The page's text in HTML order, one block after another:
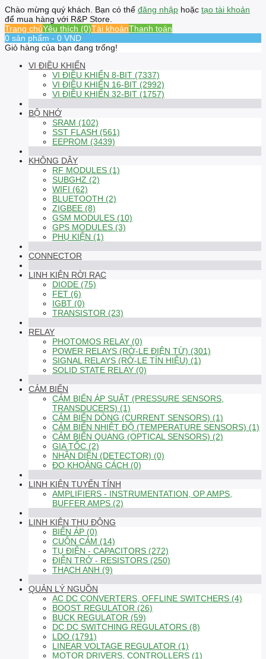
Chào mừng quý khách. Bạn có thể đăng nhập hoặc tạo tài khoản
để mua hàng với R&P Store.
Trang chủYêu thích (0)Tài khoảnThanh toán
0 sản phẩm - 0 VND
Giỏ hàng của bạn đang trống!
VI ĐIỀU KHIỂN
VI ĐIỀU KHIỂN 8-BIT (7337)
VI ĐIỀU KHIỂN 16-BIT (2992)
VI ĐIỀU KHIỂN 32-BIT (1757)
BỘ NHỚ
SRAM (102)
SST FLASH (561)
EEPROM (3439)
KHÔNG DÂY
RF MODULES (1)
SUBGHZ (2)
WIFI (62)
BLUETOOTH (2)
ZIGBEE (8)
GSM MODULES (10)
GPS MODULES (3)
PHỤ KIỆN (1)
CONNECTOR
LINH KIỆN RỜI RẠC
DIODE (75)
FET (6)
IGBT (0)
TRANSISTOR (23)
RELAY
PHOTOMOS RELAY (0)
POWER RELAYS (RỜ-LE ĐIỆN TỪ) (301)
SIGNAL RELAYS (RỜ-LE TÍN HIỆU) (1)
SOLID STATE RELAY (0)
CẢM BIẾN
CẢM BIẾN ÁP SUẤT (PRESSURE SENSORS,
TRANSDUCERS) (1)
CẢM BIẾN DÒNG (CURRENT SENSORS) (1)
CẢM BIẾN NHIỆT ĐỘ (TEMPERATURE SENSORS) (1)
CẢM BIẾN QUANG (OPTICAL SENSORS) (2)
GIA TỐC (2)
NHẬN DIỆN (DETECTOR) (0)
ĐO KHOẢNG CÁCH (0)
LINH KIỆN TUYẾN TÍNH
AMPLIFIERS - INSTRUMENTATION, OP AMPS,
BUFFER AMPS (2)
LINH KIỆN THỤ ĐỘNG
BIẾN ÁP (0)
CUỘN CẢM (14)
TỤ ĐIỆN - CAPACITORS (272)
ĐIỆN TRỞ - RESISTORS (250)
THẠCH ANH (9)
QUẢN LÝ NGUỒN
AC DC CONVERTERS, OFFLINE SWITCHERS (4)
BOOST REGULATOR (26)
BUCK REGULATOR (59)
DC DC SWITCHING REGULATORS (8)
LDO (1791)
LINEAR VOLTAGE REGULATOR (1)
MOTOR DRIVERS, CONTROLLERS (1)